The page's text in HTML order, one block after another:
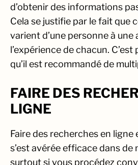
d’obtenir des informations
Cela se justifie par le fait que
varient d’une personne à une
l’expérience de chacun.
qu’il est recommandé de
FAIRE DES
LIGNE
Faire des recherches en ligne
s’est avérée efficace dans de
surtout si vous procédez